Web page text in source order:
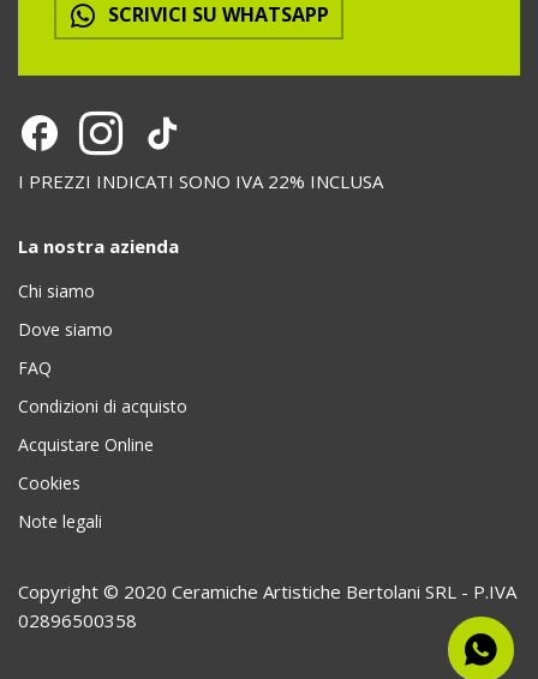
SCRIVICI SU WHATSAPP
I PREZZI INDICATI SONO IVA 22% INCLUSA
La nostra azienda
Chi siamo
Dove siamo
FAQ
Condizioni di acquisto
Acquistare Online
Cookies
Note legali
Copyright © 2020 Ceramiche Artistiche Bertolani SRL - P.IVA
02896500358